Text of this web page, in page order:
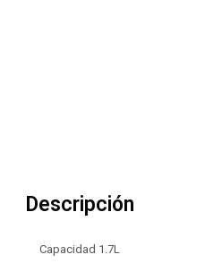
Descripción
Capacidad 1.7L